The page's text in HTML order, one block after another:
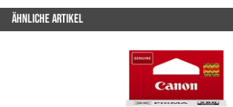
ÄHNLICHE ARTIKEL